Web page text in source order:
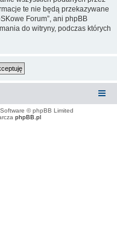
te nie będą przekazywane
Forum”, ani phpBB
do witryny, podczas których
© phpBB Limited
phpBB.pl